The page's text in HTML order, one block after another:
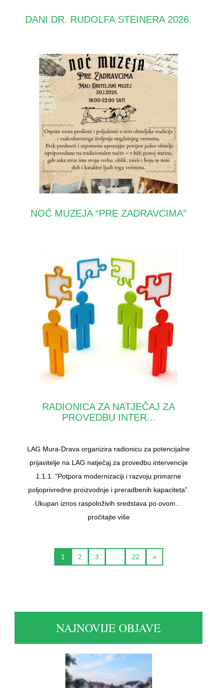
DANI DR. RUDOLFA STEINERA 2026.
NOĆ MUZEJA “PRE ZADRAVCIMA”
RADIONICA ZA NATJEČAJ ZA
PROVEDBU INTER...
LAG Mura-Drava organizira radionicu za potencijalne
prijavitelje na LAG natječaj za provedbu intervencije
1.1.1. “Potpora modernizaciji i razvoju primarne
poljoprivredne proizvodnje i preradbenih kapaciteta”.
Ukupan iznos raspoloživih sredstava po ovom…
pročitajte više
1 2 3 22 »
NAJNOVIJE OBJAVE